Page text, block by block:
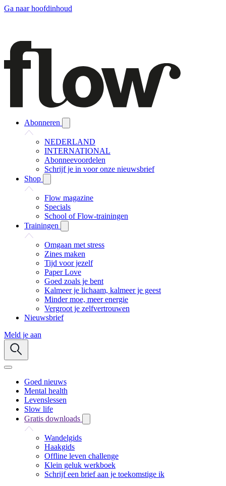
Ga naar hoofdinhoud
Abonneren
NEDERLAND
INTERNATIONAL
Abonneevoordelen
Schrijf je in voor onze nieuwsbrief
Shop
Flow magazine
Specials
School of Flow-trainingen
Trainingen
Omgaan met stress
Zines maken
Tijd voor jezelf
Paper Love
Goed zoals je bent
Kalmeer je lichaam, kalmeer je geest
Minder moe, meer energie
Vergroot je zelfvertrouwen
Nieuwsbrief
Meld je aan
Goed nieuws
Mental health
Levenslessen
Slow life
Gratis downloads
Wandelgids
Haakgids
Offline leven challenge
Klein geluk werkboek
Schrijf een brief aan je toekomstige ik